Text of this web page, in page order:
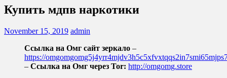
Купить мдпв наркотики
November 15, 2019 admin
Ссылка на Омг сайт зеркало –
https://
– Ссылка на Омг через Tor: http://omgomg.store